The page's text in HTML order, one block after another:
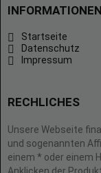
INFORMATIONEN
Startseite
Datenschutz
Impressum
RECHLICHES
Unsere Webseite
und sogenannten
einem * oder einem